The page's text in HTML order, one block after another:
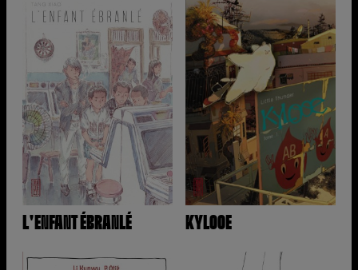
L'ENFANT ÉBRANLÉ KYLOOE